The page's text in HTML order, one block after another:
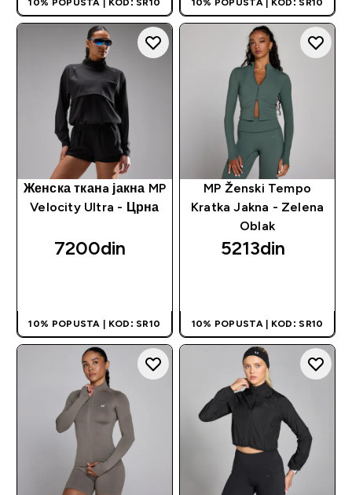
10% POPUSTA | KOD: SR10 10% POPUSTA | KOD: SR10
Женска тканa јакна MP
Velocity Ultra - Црна
7200din‎
10% POPUSTA | KOD: SR10
MP Ženski Tempo
Kratka Jakna - Zelena
Oblak
5213din‎
10% POPUSTA | KOD: SR10